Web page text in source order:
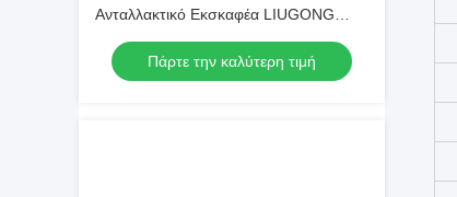
Ανταλλακτικό Εκσκαφέα LIUGONG
CLG922E
Πάρτε την καλύτερη τιμή